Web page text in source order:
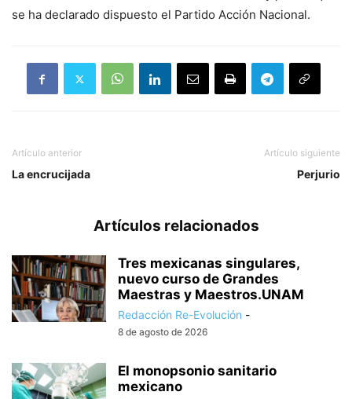
se ha declarado dispuesto el Partido Acción Nacional.
Artículo anterior
La encrucijada
Artículo siguiente
Perjurio
Artículos relacionados
Tres mexicanas singulares,
nuevo curso de Grandes
Maestras y Maestros.UNAM
Redacción Re-Evolución -
8 de agosto de 2026
El monopsonio sanitario
mexicano